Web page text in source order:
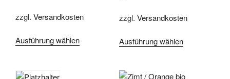
zzgl. Versandkosten
Ausführung wählen
zzgl. Versandkosten
Ausführung wählenDieses